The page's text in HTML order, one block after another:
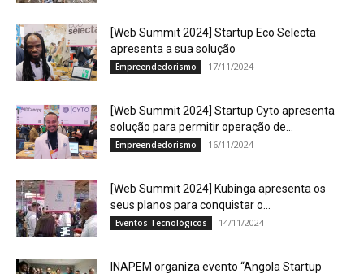
[Web Summit 2024] Startup Eco Selecta
apresenta a sua solução
Empreendedorismo 17/11/2024
[Web Summit 2024] Startup Cyto apresenta
solução para permitir operação de...
Empreendedorismo 16/11/2024
[Web Summit 2024] Kubinga apresenta os
seus planos para conquistar o...
Eventos Tecnológicos 14/11/2024
INAPEM organiza evento “Angola Startup